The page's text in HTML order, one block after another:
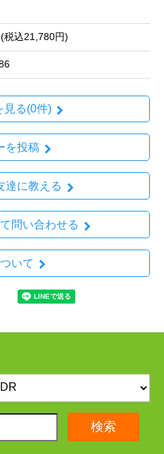
税込21,780円)
見る(0件)
を投稿
達に教える
問い合わせる
いて
検索